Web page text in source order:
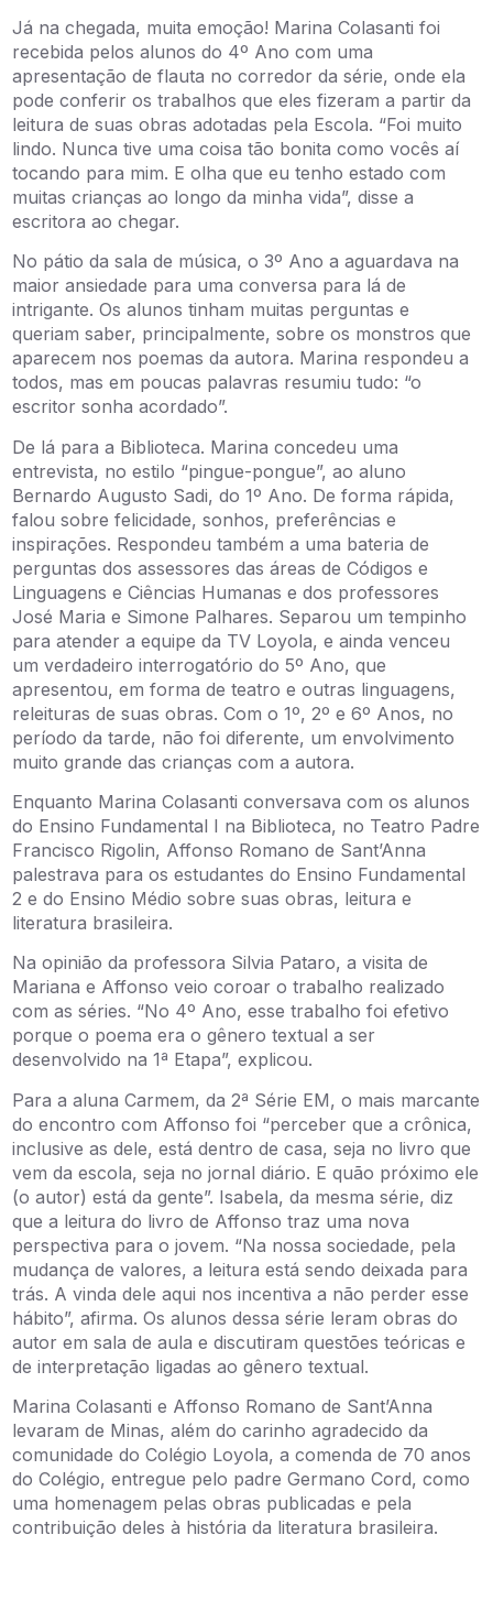
Já na chegada, muita emoção! Marina Colasanti foi
recebida pelos alunos do 4º Ano com uma
apresentação de flauta no corredor da série, onde ela
pode conferir os trabalhos que eles fizeram a partir da
leitura de suas obras adotadas pela Escola. “Foi muito
lindo. Nunca tive uma coisa tão bonita como vocês aí
tocando para mim. E olha que eu tenho estado com
muitas crianças ao longo da minha vida”, disse a
escritora ao chegar.
No pátio da sala de música, o 3º Ano a aguardava na
maior ansiedade para uma conversa para lá de
intrigante. Os alunos tinham muitas perguntas e
queriam saber, principalmente, sobre os monstros que
aparecem nos poemas da autora. Marina respondeu a
todos, mas em poucas palavras resumiu tudo: “o
escritor sonha acordado”.
De lá para a Biblioteca. Marina concedeu uma
entrevista, no estilo “pingue-pongue”, ao aluno
Bernardo Augusto Sadi, do 1º Ano. De forma rápida,
falou sobre felicidade, sonhos, preferências e
inspirações. Respondeu também a uma bateria de
perguntas dos assessores das áreas de Códigos e
Linguagens e Ciências Humanas e dos professores
José Maria e Simone Palhares. Separou um tempinho
para atender a equipe da TV Loyola, e ainda venceu
um verdadeiro interrogatório do 5º Ano, que
apresentou, em forma de teatro e outras linguagens,
releituras de suas obras. Com o 1º, 2º e 6º Anos, no
período da tarde, não foi diferente, um envolvimento
muito grande das crianças com a autora.
Enquanto Marina Colasanti conversava com os alunos
do Ensino Fundamental I na Biblioteca, no Teatro Padre
Francisco Rigolin, Affonso Romano de Sant’Anna
palestrava para os estudantes do Ensino Fundamental
2 e do Ensino Médio sobre suas obras, leitura e
literatura brasileira.
Na opinião da professora Silvia Pataro, a visita de
Mariana e Affonso veio coroar o trabalho realizado
com as séries. “No 4º Ano, esse trabalho foi efetivo
porque o poema era o gênero textual a ser
desenvolvido na 1ª Etapa”, explicou.
Para a aluna Carmem, da 2ª Série EM, o mais marcante
do encontro com Affonso foi “perceber que a crônica,
inclusive as dele, está dentro de casa, seja no livro que
vem da escola, seja no jornal diário. E quão próximo ele
(o autor) está da gente”. Isabela, da mesma série, diz
que a leitura do livro de Affonso traz uma nova
perspectiva para o jovem. “Na nossa sociedade, pela
mudança de valores, a leitura está sendo deixada para
trás. A vinda dele aqui nos incentiva a não perder esse
hábito”, afirma. Os alunos dessa série leram obras do
autor em sala de aula e discutiram questões teóricas e
de interpretação ligadas ao gênero textual.
Marina Colasanti e Affonso Romano de Sant’Anna
levaram de Minas, além do carinho agradecido da
comunidade do Colégio Loyola, a comenda de 70 anos
do Colégio, entregue pelo padre Germano Cord, como
uma homenagem pelas obras publicadas e pela
contribuição deles à história da literatura brasileira.